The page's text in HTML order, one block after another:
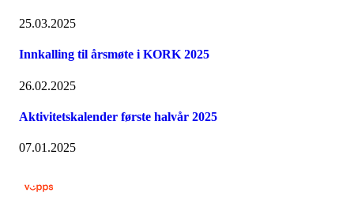
25.03.2025
Innkalling til årsmøte i KORK 2025
26.02.2025
Aktivitetskalender første halvår 2025
07.01.2025